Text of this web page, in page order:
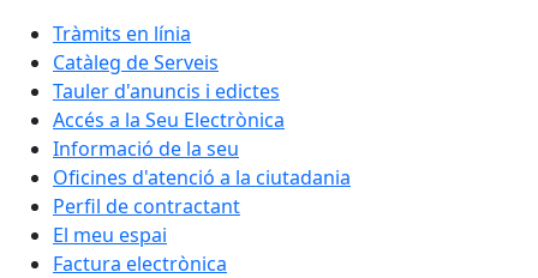
Tràmits en línia
Catàleg de Serveis
Tauler d'anuncis i edictes
Accés a la Seu Electrònica
Informació de la seu
Oficines d'atenció a la ciutadania
Perfil de contractant
El meu espai
Factura electrònica